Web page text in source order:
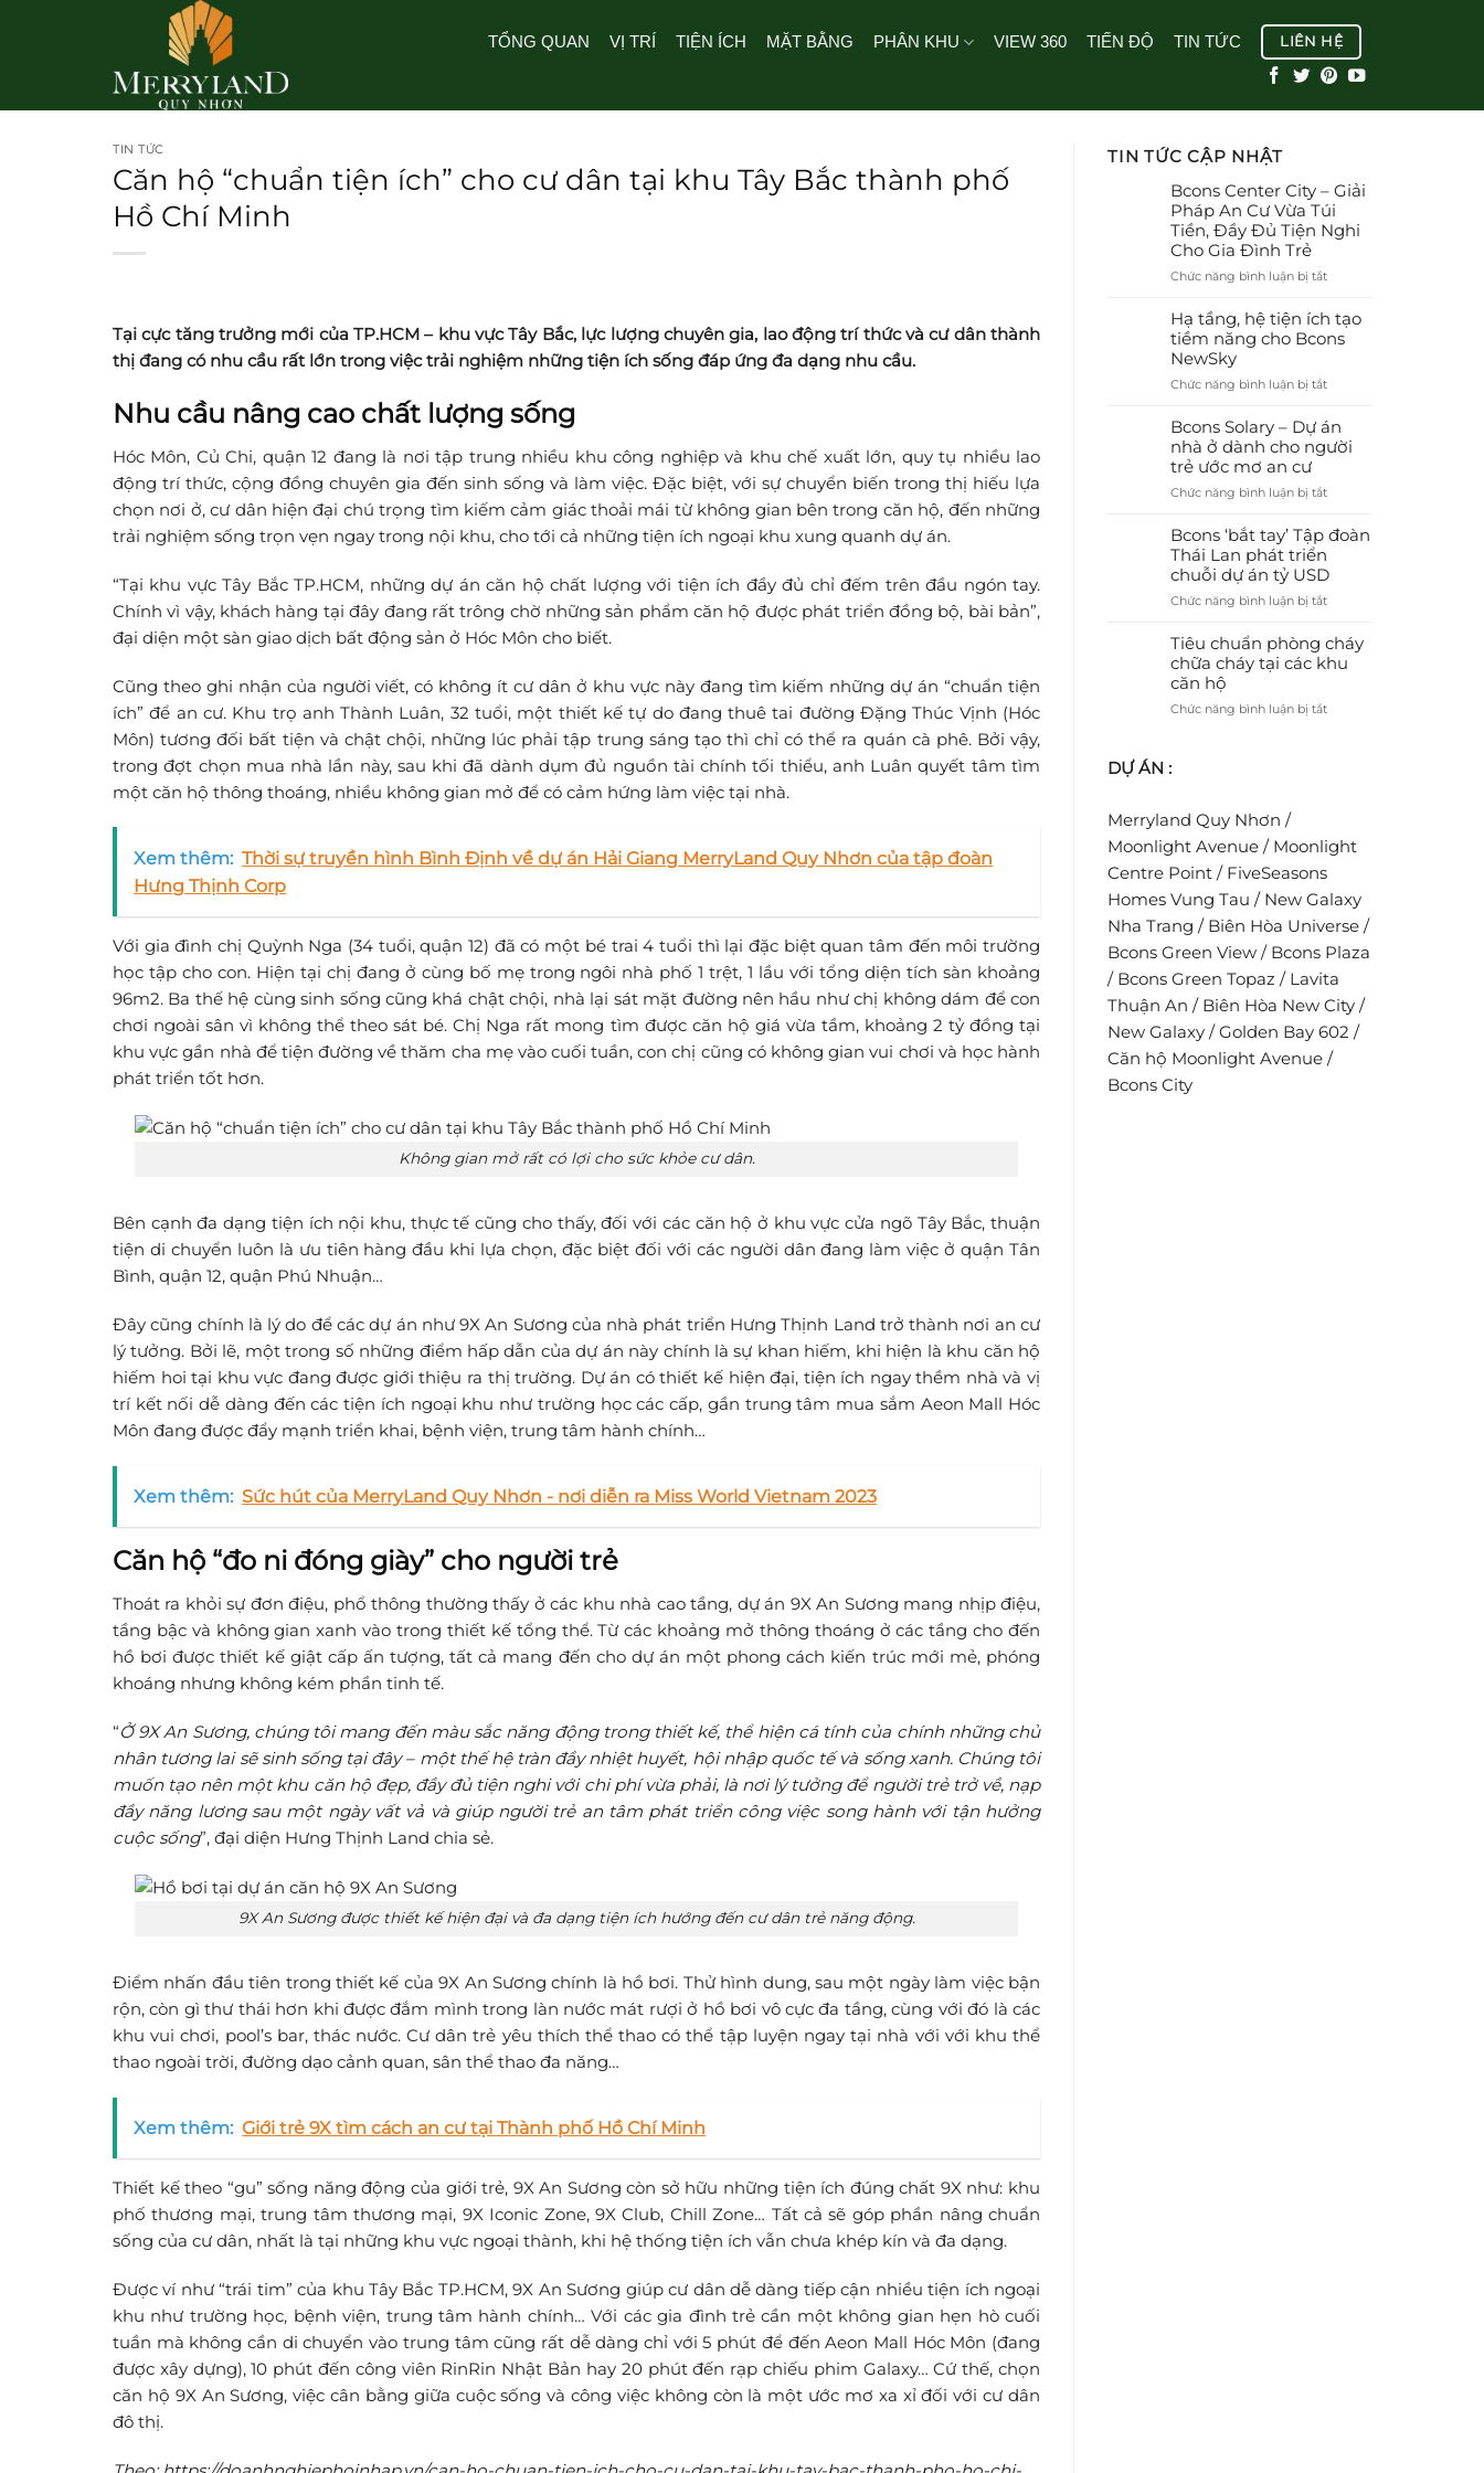
TỔNG QUAN VỊ TRÍ TIỆN ÍCH MẶT BẰNG PHÂN KHU VIEW 360 TIẾN ĐỘ TIN TỨC LIÊN HỆ
TIN TỨC
Căn hộ “chuẩn tiện ích” cho cư dân tại khu Tây Bắc thành phố
Hồ Chí Minh
Tại cực tăng trưởng mới của TP.HCM – khu vực Tây Bắc, lực lượng chuyên gia, lao động trí thức và cư dân thành
thị đang có nhu cầu rất lớn trong việc trải nghiệm những tiện ích sống đáp ứng đa dạng nhu cầu.
Nhu cầu nâng cao chất lượng sống
Hóc Môn, Củ Chi, quận 12 đang là nơi tập trung nhiều khu công nghiệp và khu chế xuất lớn, quy tụ nhiều lao
động trí thức, cộng đồng chuyên gia đến sinh sống và làm việc. Đặc biệt, với sự chuyển biến trong thị hiếu lựa
chọn nơi ở, cư dân hiện đại chú trọng tìm kiếm cảm giác thoải mái từ không gian bên trong căn hộ, đến những
trải nghiệm sống trọn vẹn ngay trong nội khu, cho tới cả những tiện ích ngoại khu xung quanh dự án.
“Tại khu vực Tây Bắc TP.HCM, những dự án căn hộ chất lượng với tiện ích đầy đủ chỉ đếm trên đầu ngón tay.
Chính vì vậy, khách hàng tại đây đang rất trông chờ những sản phẩm căn hộ được phát triển đồng bộ, bài bản”,
đại diện một sàn giao dịch bất động sản ở Hóc Môn cho biết.
Cũng theo ghi nhận của người viết, có không ít cư dân ở khu vực này đang tìm kiếm những dự án “chuẩn tiện
ích” để an cư. Khu trọ anh Thành Luân, 32 tuổi, một thiết kế tự do đang thuê tai đường Đặng Thúc Vịnh (Hóc
Môn) tương đối bất tiện và chật chội, những lúc phải tập trung sáng tạo thì chỉ có thể ra quán cà phê. Bởi vậy,
trong đợt chọn mua nhà lần này, sau khi đã dành dụm đủ nguồn tài chính tối thiểu, anh Luân quyết tâm tìm
một căn hộ thông thoáng, nhiều không gian mở để có cảm hứng làm việc tại nhà.
Xem thêm: Thời sự truyền hình Bình Định về dự án Hải Giang MerryLand Quy Nhơn của tập đoàn
Hưng Thịnh Corp
Với gia đình chị Quỳnh Nga (34 tuổi, quận 12) đã có một bé trai 4 tuổi thì lại đặc biệt quan tâm đến môi trường
học tập cho con. Hiện tại chị đang ở cùng bố mẹ trong ngôi nhà phố 1 trệt, 1 lầu với tổng diện tích sàn khoảng
96m2. Ba thế hệ cùng sinh sống cũng khá chật chội, nhà lại sát mặt đường nên hầu như chị không dám để con
chơi ngoài sân vì không thể theo sát bé. Chị Nga rất mong tìm được căn hộ giá vừa tầm, khoảng 2 tỷ đồng tại
khu vực gần nhà để tiện đường về thăm cha mẹ vào cuối tuần, con chị cũng có không gian vui chơi và học hành
phát triển tốt hơn.
Không gian mở rất có lợi cho sức khỏe cư dân.
Bên cạnh đa dạng tiện ích nội khu, thực tế cũng cho thấy, đối với các căn hộ ở khu vực cửa ngõ Tây Bắc, thuận
tiện di chuyển luôn là ưu tiên hàng đầu khi lựa chọn, đặc biệt đối với các người dân đang làm việc ở quận Tân
Bình, quận 12, quận Phú Nhuận…
Đây cũng chính là lý do để các dự án như 9X An Sương của nhà phát triển Hưng Thịnh Land trở thành nơi an cư
lý tưởng. Bởi lẽ, một trong số những điểm hấp dẫn của dự án này chính là sự khan hiếm, khi hiện là khu căn hộ
hiếm hoi tại khu vực đang được giới thiệu ra thị trường. Dự án có thiết kế hiện đại, tiện ích ngay thềm nhà và vị
trí kết nối dễ dàng đến các tiện ích ngoại khu như trường học các cấp, gần trung tâm mua sắm Aeon Mall Hóc
Môn đang được đẩy mạnh triển khai, bệnh viện, trung tâm hành chính…
Xem thêm: Sức hút của MerryLand Quy Nhơn - nơi diễn ra Miss World Vietnam 2023
Căn hộ “đo ni đóng giày” cho người trẻ
Thoát ra khỏi sự đơn điệu, phổ thông thường thấy ở các khu nhà cao tầng, dự án 9X An Sương mang nhịp điệu,
tầng bậc và không gian xanh vào trong thiết kế tổng thể. Từ các khoảng mở thông thoáng ở các tầng cho đến
hồ bơi được thiết kế giật cấp ấn tượng, tất cả mang đến cho dự án một phong cách kiến trúc mới mẻ, phóng
khoáng nhưng không kém phần tinh tế.
“Ở 9X An Sương, chúng tôi mang đến màu sắc năng động trong thiết kế, thể hiện cá tính của chính những chủ
nhân tương lai sẽ sinh sống tại đây – một thế hệ tràn đầy nhiệt huyết, hội nhập quốc tế và sống xanh. Chúng tôi
muốn tạo nên một khu căn hộ đẹp, đầy đủ tiện nghi với chi phí vừa phải, là nơi lý tưởng để người trẻ trở về, nạp
đầy năng lương sau một ngày vất vả và giúp người trẻ an tâm phát triển công việc song hành với tận hưởng
cuộc sống”, đại diện Hưng Thịnh Land chia sẻ.
9X An Sương được thiết kế hiện đại và đa dạng tiện ích hướng đến cư dân trẻ năng động.
Điểm nhấn đầu tiên trong thiết kế của 9X An Sương chính là hồ bơi. Thử hình dung, sau một ngày làm việc bận
rộn, còn gì thư thái hơn khi được đắm mình trong làn nước mát rượi ở hồ bơi vô cực đa tầng, cùng với đó là các
khu vui chơi, pool’s bar, thác nước. Cư dân trẻ yêu thích thể thao có thể tập luyện ngay tại nhà với với khu thể
thao ngoài trời, đường dạo cảnh quan, sân thể thao đa năng…
Xem thêm: Giới trẻ 9X tìm cách an cư tại Thành phố Hồ Chí Minh
Thiết kế theo “gu” sống năng động của giới trẻ, 9X An Sương còn sở hữu những tiện ích đúng chất 9X như: khu
phố thương mại, trung tâm thương mại, 9X Iconic Zone, 9X Club, Chill Zone… Tất cả sẽ góp phần nâng chuẩn
sống của cư dân, nhất là tại những khu vực ngoại thành, khi hệ thống tiện ích vẫn chưa khép kín và đa dạng.
Được ví như “trái tim” của khu Tây Bắc TP.HCM, 9X An Sương giúp cư dân dễ dàng tiếp cận nhiều tiện ích ngoại
khu như trường học, bệnh viện, trung tâm hành chính… Với các gia đình trẻ cần một không gian hẹn hò cuối
tuần mà không cần di chuyển vào trung tâm cũng rất dễ dàng chỉ với 5 phút để đến Aeon Mall Hóc Môn (đang
được xây dựng), 10 phút đến công viên RinRin Nhật Bản hay 20 phút đến rạp chiếu phim Galaxy… Cứ thế, chọn
căn hộ 9X An Sương, việc cân bằng giữa cuộc sống và công việc không còn là một ước mơ xa xỉ đối với cư dân
đô thị.
TIN TỨC CẬP NHẬT
Bcons Center City – Giải
Pháp An Cư Vừa Túi
Tiền, Đầy Đủ Tiện Nghi
Cho Gia Đình Trẻ
Chức năng bình luận bị tắtở
Center
City
Pháp
Cư
Vừa
Đầy
Tiện
Cho
Hạ tầng, hệ tiện ích tạo
tiềm năng cho Bcons
NewSky
Chức năng bình luận bị tắtở
tầng,
hệ
tạo
năng
Bcons
Bcons Solary – Dự án
nhà ở dành cho người
trẻ ước mơ an cư
Chức năng bình luận bị tắtở
Solary
Dự
nhà
dành
cho
ước
Bcons ‘bắt tay’ Tập đoàn
Thái Lan phát triển
chuỗi dự án tỷ USD
Chức năng bình luận bị tắtở
‘bắt
tay’
Thái
tỷ
Tiêu chuẩn phòng cháy
chữa cháy tại các khu
căn hộ
Chức năng bình luận bị tắtở
tại
các
khu
căn
DỰ ÁN :
Merryland Quy Nhơn /
Moonlight Avenue / Moonlight
Centre Point / FiveSeasons
Homes Vung Tau / New Galaxy
Nha Trang / Biên Hòa Universe /
Bcons Green View / Bcons Plaza
/ Bcons Green Topaz / Lavita
Thuận An / Biên Hòa New City /
New Galaxy /Golden Bay 602 /
Căn hộ Moonlight Avenue /
Bcons City